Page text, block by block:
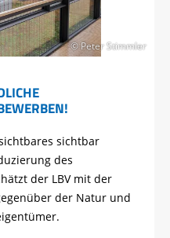
© Peter Stimmler
sichtbar
des
der LBV mit der
der Natur und